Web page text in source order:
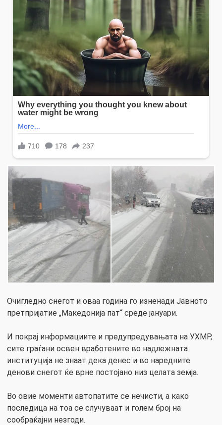
Oчигледно снегот и оваа година го изненади Јавното
претпријатие „Македонија пат“ среде јануари.
И покрај информациите и предупредувањата на УХМР,
сите граѓани освен вработените во надлежната
институција не знаат дека денес и во наредните
денови снегот ќе врне постојано низ целата земја.
Во овие моменти автопатите се нечисти, а како
последица на тоа се случуваат и голем број на
сообраќајни незгоди.